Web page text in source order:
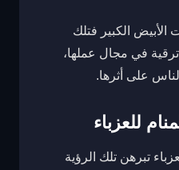
الأبيض الكبير فتلك
في مجال عملها،
على أثرها.
للعزباء
تبرهن تلك الرؤية